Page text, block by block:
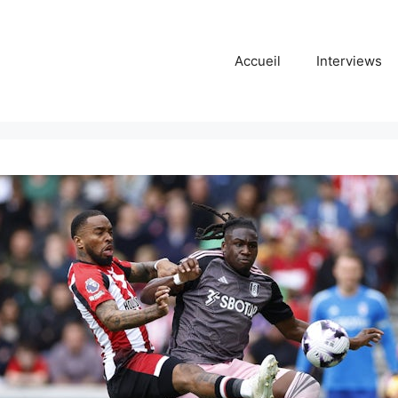
Accueil Interviews